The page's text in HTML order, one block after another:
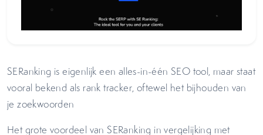
SERanking is eigenlijk een alles-in-één SEO tool, maar staat
vooral bekend als rank tracker, oftewel het bijhouden van
je zoekwoorden
Het grote voordeel van SERanking in vergelijking met